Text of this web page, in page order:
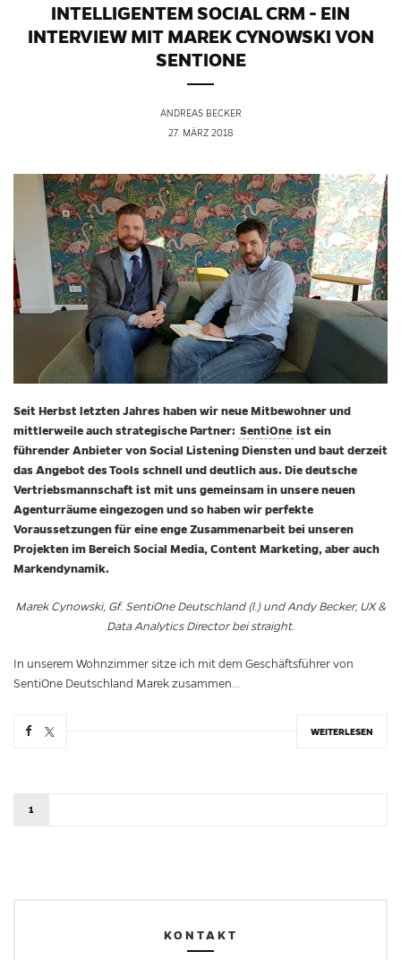
INTELLIGENTEM SOCIAL CRM - EIN
INTERVIEW MIT MAREK CYNOWSKI VON
SENTIONE
ANDREAS BECKER
27. MÄRZ 2018
Seit Herbst letzten Jahres haben wir neue Mitbewohner und
mittlerweile auch strategische Partner: SentiOne ist ein
führender Anbieter von Social Listening Diensten und baut derzeit
das Angebot des Tools schnell und deutlich aus. Die deutsche
Vertriebsmannschaft ist mit uns gemeinsam in unsere neuen
Agenturräume eingezogen und so haben wir perfekte
Voraussetzungen für eine enge Zusammenarbeit bei unseren
Projekten im Bereich Social Media, Content Marketing, aber auch
Markendynamik.
Marek Cynowski, Gf. SentiOne Deutschland (l.) und Andy Becker, UX &
Data Analytics Director bei straight.
In unserem Wohnzimmer sitze ich mit dem Geschäftsführer von
SentiOne Deutschland Marek zusammen...
WEITERLESEN
1
KONTAKT